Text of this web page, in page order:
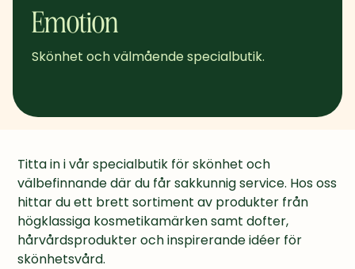
Emotion
Skönhet och välmående specialbutik.
Titta in i vår specialbutik för skönhet och
välbefinnande där du får sakkunnig service. Hos oss
hittar du ett brett sortiment av produkter från
högklassiga kosmetikamärken samt dofter,
hårvårdsprodukter och inspirerande idéer för
skönhetsvård.